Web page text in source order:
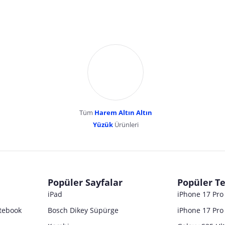
YENİBOSNA MERKEZ MAH LADİN SOK
Tüm Harem Altın Altın
YüzükÜrünleri
Popüler Sayfalar
iPad
Bosch Dikey Süpürge
Popüler
iPhone 17
iPhone 17 Pro